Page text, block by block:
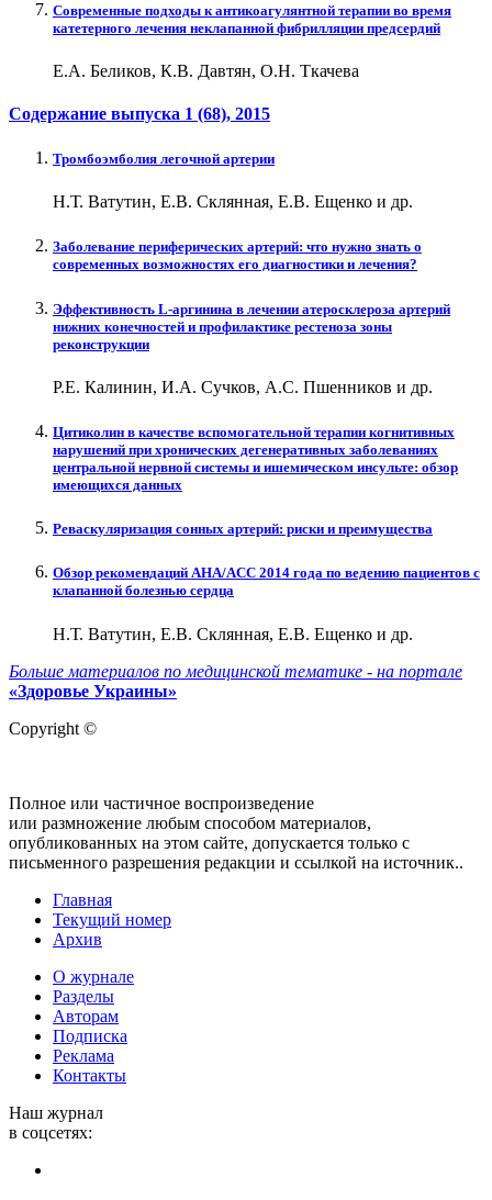
Современные подходы к антикоагулянтной терапии во время
катетерного лечения неклапанной фибрилляции предсердий
Е.А. Беликов, К.В. Давтян, О.Н. Ткачева
Содержание выпуска 1 (68), 2015
Тромбоэмболия легочной артерии
Н.Т. Ватутин, Е.В. Склянная, Е.В. Ещенко и др.
Заболевание периферических артерий: что нужно знать о
современных возможностях его диагностики и лечения?
Эффективность L-аргинина в лечении атеросклероза артерий
нижних конечностей и профилактике рестеноза зоны
реконструкции
Р.Е. Калинин, И.А. Сучков, А.С. Пшенников и др.
Цитиколин в качестве вспомогательной терапии когнитивных
нарушений при хронических дегенеративных заболеваниях
центральной нервной системы и ишемическом инсульте: обзор
имеющихся данных
Реваскуляризация сонных артерий: риски и преимущества
Обзор рекомендаций AHA/ACC 2014 года по ведению пациентов с
клапанной болезнью сердца
Н.Т. Ватутин, Е.В. Склянная, Е.В. Ещенко и др.
Больше материалов по медицинской тематике - на портале
«Здоровье Украины»
Copyright ©
Полное или частичное воспроизведение
или размножение любым способом материалов,
опубликованных на этом сайте, допускается только с
письменного разрешения редакции и ссылкой на источник..
Главная
Текущий номер
Архив
О журнале
Разделы
Авторам
Подписка
Реклама
Контакты
Наш журнал
в соцсетях: